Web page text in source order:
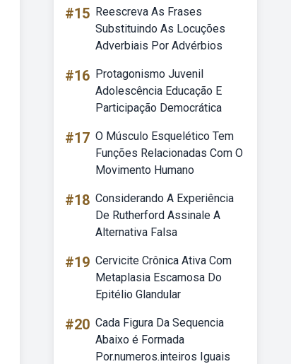
#15 Reescreva As Frases
Substituindo As Locuções
Adverbiais Por Advérbios
#16 Protagonismo Juvenil
Adolescência Educação E
Participação Democrática
#17 O Músculo Esquelético Tem
Funções Relacionadas Com O
Movimento Humano
#18 Considerando A Experiência
De Rutherford Assinale A
Alternativa Falsa
#19 Cervicite Crônica Ativa Com
Metaplasia Escamosa Do
Epitélio Glandular
#20 Cada Figura Da Sequencia
Abaixo é Formada
Por.numeros.inteiros Iguais